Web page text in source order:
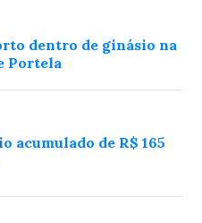
dentro de ginásio na
Portela
acumulado de R$ 165